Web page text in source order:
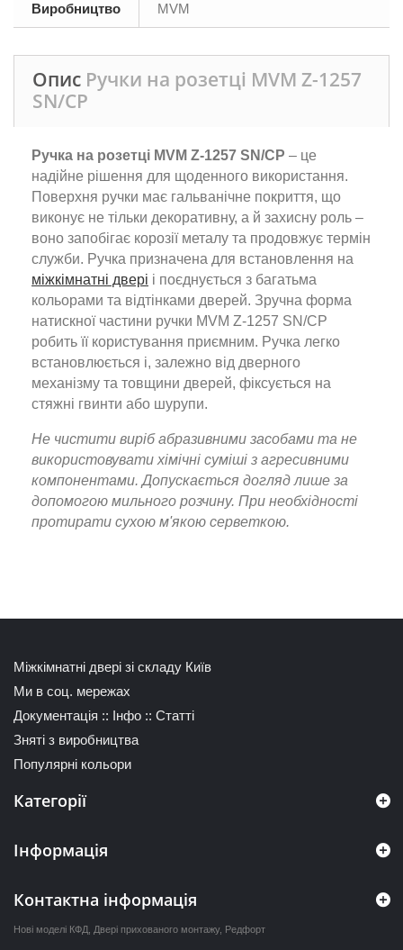
Виробництво MVM
Опис Ручки на розетці MVM Z-1257
SN/CP
Ручка на розетці MVM Z-1257 SN/CP – це
надійне рішення для щоденного використання.
Поверхня ручки має гальванічне покриття, що
виконує не тільки декоративну, а й захисну роль –
воно запобігає корозії металу та продовжує термін
служби. Ручка призначена для встановлення на
міжкімнатні двері і поєднується з багатьма
кольорами та відтінками дверей. Зручна форма
натискної частини ручки MVM Z-1257 SN/CP
робить її користування приємним. Ручка легко
встановлюється і, залежно від дверного
механізму та товщини дверей, фіксується на
стяжні гвинти або шурупи.
Не чистити виріб абразивними засобами та не
використовувати хімічні суміші з агресивними
компонентами. Допускається догляд лише за
допомогою мильного розчину. При необхідності
протирати сухою м'якою серветкою.
Міжкімнатні двері зі складу Київ
Ми в соц. мережах
Документація :: Інфо :: Статті
Зняті з виробництва
Популярні кольори
Категорії
Інформація
Контактна інформація
Нові моделі КФД Двері прихованого монтажу, Редфорт